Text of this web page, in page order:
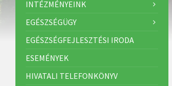
INTÉZMÉNYEINK
EGÉSZSÉGÜGY
EGÉSZSÉGFEJLESZTÉSI IRODA
ESEMÉNYEK
HIVATALI TELEFONKÖNYV